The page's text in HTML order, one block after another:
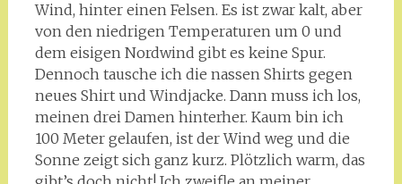
Wind, hinter einen Felsen. Es ist zwar kalt, aber
von den niedrigen Temperaturen um 0 und
dem eisigen Nordwind gibt es keine Spur.
Dennoch tausche ich die nassen Shirts gegen
neues Shirt und Windjacke. Dann muss ich los,
meinen drei Damen hinterher. Kaum bin ich
100 Meter gelaufen, ist der Wind weg und die
Sonne zeigt sich ganz kurz. Plötzlich warm, das